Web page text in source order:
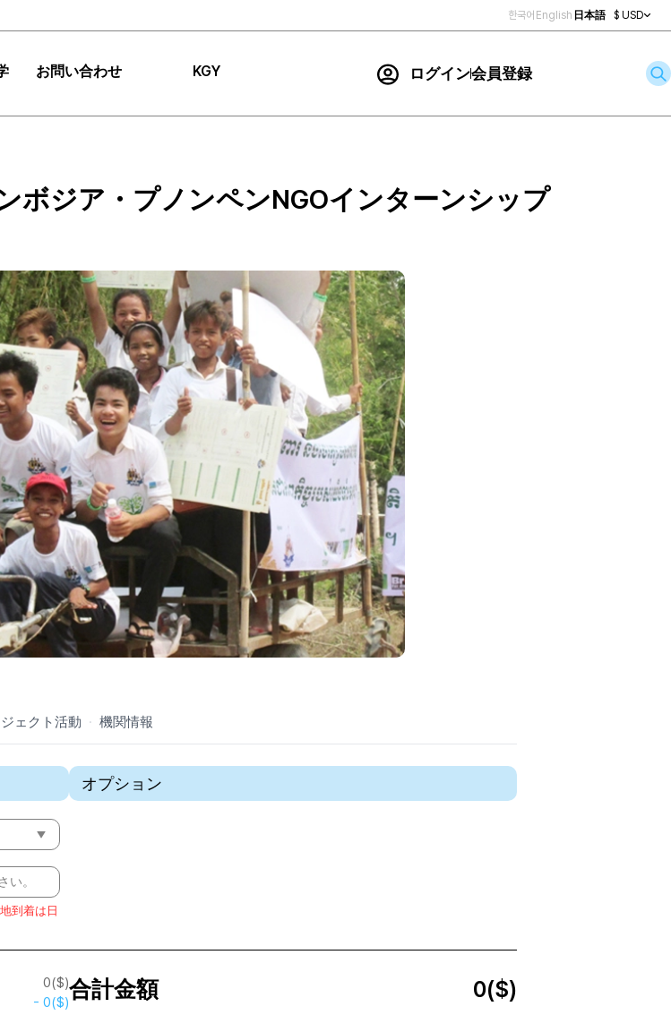
한국어 English 日本語 $ USD
お問い合わせ KGY ログイン会員登録
検索
お知らせ
インパクト
お問い合わせ
ボジア・プノンペンNGOインターンシップ
ェクト活動 · 機関情報
い。
到着は日
オプション
0($)
- 0($)合計金額 0($)